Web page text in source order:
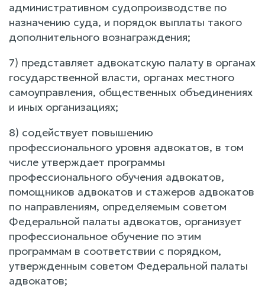
административном судопроизводстве по
назначению суда, и порядок выплаты такого
дополнительного вознаграждения;
7) представляет адвокатскую палату в органах
государственной власти, органах местного
самоуправления, общественных объединениях
и иных организациях;
8) содействует повышению
профессионального уровня адвокатов, в том
числе утверждает программы
профессионального обучения адвокатов,
помощников адвокатов и стажеров адвокатов
по направлениям, определяемым советом
Федеральной палаты адвокатов, организует
профессиональное обучение по этим
программам в соответствии с порядком,
утвержденным советом Федеральной палаты
адвокатов;